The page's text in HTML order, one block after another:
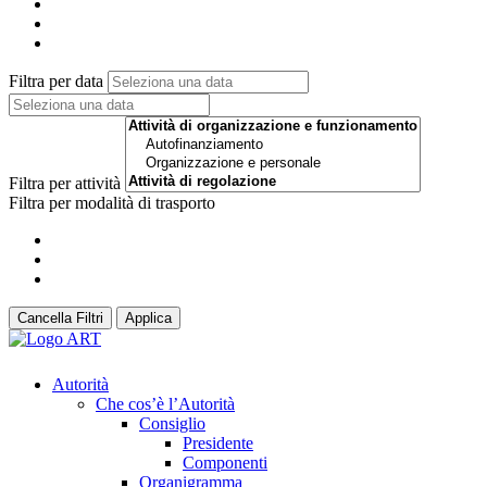
Filtra per data
Filtra per attività
Filtra per modalità di trasporto
Cancella Filtri Applica
Autorità
Che cos’è l’Autorità
Consiglio
Presidente
Componenti
Organigramma